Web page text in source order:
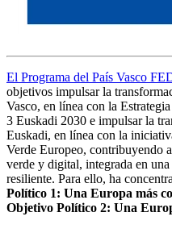
El Programa del País Vasco
objetivos impulsar la
Vasco, en línea con la
3 Euskadi 2030 e impulsar la
Euskadi, en línea con la
Verde Europeo, contribuyendo
verde y digital, integrada en
resiliente. Para ello, ha
Político 1: Una Europa más
Objetivo Político 2: Una